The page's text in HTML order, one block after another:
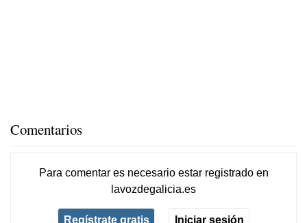
Comentarios
Para comentar es necesario estar registradoen
lavozdegalicia.es
Regístrate gratis Iniciar sesión